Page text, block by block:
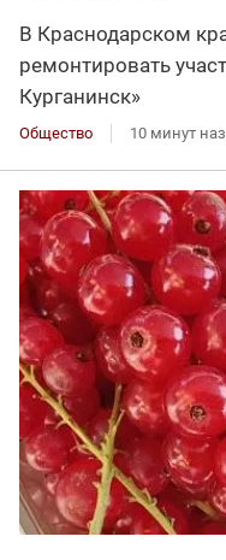
В Краснодарском
ремонтировать
Курганинск»
Общество 10 минут